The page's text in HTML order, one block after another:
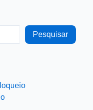
Pesquisar